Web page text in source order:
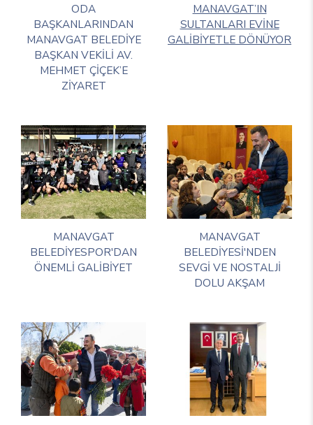
ODA
BAŞKANLARINDAN
MANAVGAT BELEDİYE
BAŞKAN VEKİLİ AV.
MEHMET ÇİÇEK’E
ZİYARET
MANAVGAT’IN
SULTANLARI EVİNE
GALİBİYETLE DÖNÜYOR
MANAVGAT
BELEDİYESPOR'DAN
ÖNEMLİ GALİBİYET
MANAVGAT
BELEDİYESİ'NDEN
SEVGİ VE NOSTALJİ
DOLU AKŞAM